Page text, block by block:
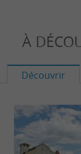
À
Découvrir